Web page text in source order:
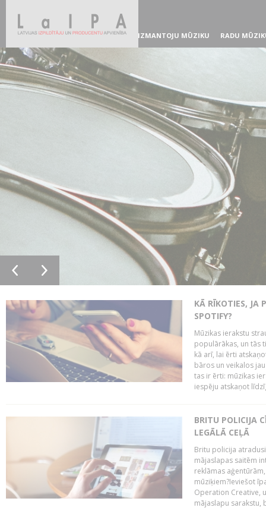
IZMANTOJU MŪZIKU RADU
KĀ RĪKOTIES, JA
SPOTIFY?
Mūzikas ierakstu
populārākas, un tās
kā arī, lai ērti
bāros un veikalos
tas ir ērti: mūzikas
iespēju atskaņot
BRITU POLICIJA
LEGĀLĀ CEĻĀ
Britu policija
mājaslapas saitēm
reklāmas
mūziķiem?Ieviešot
Operation Creative,
mājaslapu sarakstu,